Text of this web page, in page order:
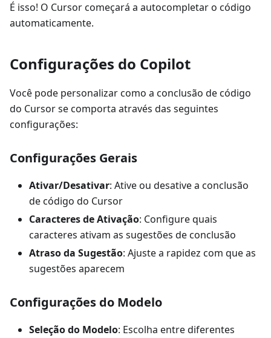
É isso! O Cursor começará a autocompletar o código
automaticamente.
Configurações do Copilot
Você pode personalizar como a conclusão de código
do Cursor se comporta através das seguintes
configurações:
Configurações Gerais
Ativar/Desativar: Ative ou desative a conclusão
de código do Cursor
Caracteres de Ativação: Configure quais
caracteres ativam as sugestões de conclusão
Atraso da Sugestão: Ajuste a rapidez com que as
sugestões aparecem
Configurações do Modelo
Seleção do Modelo: Escolha entre diferentes